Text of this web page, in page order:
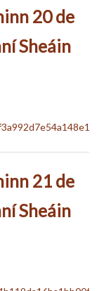
20 de
Sheáin
21 de
Sheáin